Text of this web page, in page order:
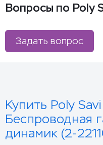
Вопросы по Poly
Задать вопрос
Купить Poly
Беспроводная
динамик (2-